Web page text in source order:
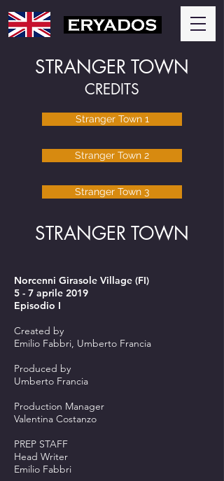
STRANGER TOWN
CREDITS
Stranger Town 1
Stranger Town 2
Stranger Town 3
STRANGER TOWN
Norcenni Girasole Village (FI)
5 - 7 aprile 2019
Episodio I
Created by
Emilio Fabbri, Umberto Francia
Produced by
Umberto Francia
Production Manager
Valentina Costanzo
PREP STAFF
Head Writer
Emilio Fabbri